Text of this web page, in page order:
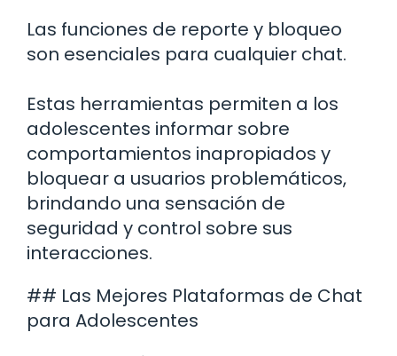
Las funciones de reporte y bloqueo
son esenciales para cualquier chat.
Estas herramientas permiten a los
adolescentes informar sobre
comportamientos inapropiados y
bloquear a usuarios problemáticos,
brindando una sensación de
seguridad y control sobre sus
interacciones.
## Las Mejores Plataformas de Chat
para Adolescentes